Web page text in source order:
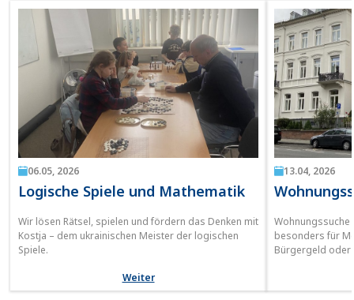
06.05, 2026
Logische Spiele und Mathematik
Wir lösen Rätsel, spielen und fördern das Denken mit
Kostja – dem ukrainischen Meister der logischen
Spiele.
Weiter
13.04, 2026
Wohnungssuche
besonders für
Bürgergeld oder
Mit guter